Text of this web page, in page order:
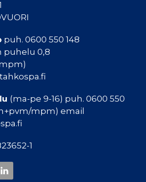
puh. 0600 550 148
puhelu 0,8
(ma-pe 9-16) puh. 0600 550
mpm) email
1